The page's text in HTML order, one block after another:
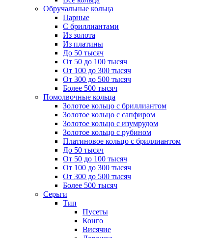
Обручальные кольца
Парные
С бриллиантами
Из золота
Из платины
До 50 тысяч
От 50 до 100 тысяч
От 100 до 300 тысяч
От 300 до 500 тысяч
Более 500 тысяч
Помолвочные кольца
Золотое кольцо с бриллиантом
Золотое кольцо с сапфиром
Золотое кольцо с изумрудом
Золотое кольцо с рубином
Платиновое кольцо с бриллиантом
До 50 тысяч
От 50 до 100 тысяч
От 100 до 300 тысяч
От 300 до 500 тысяч
Более 500 тысяч
Серьги
Тип
Пусеты
Конго
Висячие